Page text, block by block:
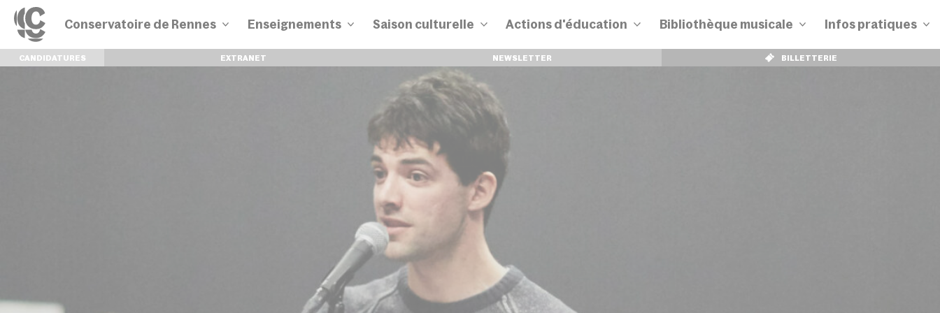
Conservatoire de Rennes Enseignements Saison culturelle Actions d'éducation Bibliothèque musicale Infos pratiques
CANDIDATURES EXTRANET NEWSLETTER BILLETTERIE